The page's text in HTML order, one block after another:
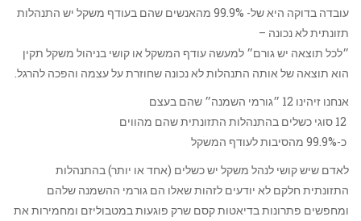
עובדה בדוקה היא של- 99.9% מהאנשים שהם בעודף משקל יש התנהלות
תזונתית לא נכונה –
״לכל תוצאה יש גורם״ למעשה עודף המשקל או קושי בניהול משקל תקין
הוא תוצאה של אותה התנהלות לא נכונה שחוזרת על עצמה והפכה להרגל.
אנחנו זיהינו 12 ״גורמי השמנה״ שהם בעצם
כ-99.9% מהסיבות לעודף המשקל
לאדם שיש קושי לנהל משקל יש כשלים (אחד או יותר) בהתנהלות
התזונתית חלקם לא יודעים לזהות שאלו הם גורמי ההשמנה שלהם
ומחפשים פתרונות בדיאטות קסם שרק פוגעות במטבוליזם ומחמירות את